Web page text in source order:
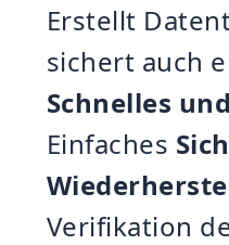
Erstellt
sichert auch
Schnelles
Einfaches
Verifikation